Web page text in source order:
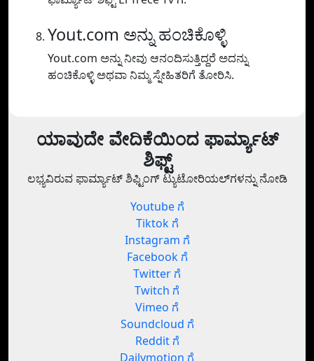
Yout.com ಅನ್ನು ಹಂಚಿಕೊಳ್ಳಿ
Yout.com ಅನ್ನು ನೀವು ಆನಂದಿಸುತ್ತಿದ್ದರೆ ಅದನ್ನು
ಹಂಚಿಕೊಳ್ಳಿ ಅಥವಾ ನಿಮ್ಮ ಸ್ನೇಹಿತರಿಗೆ ತೋರಿಸಿ.
ಯಾವುದೇ ವೇದಿಕೆಯಿಂದ ಫಾರ್ಮ್ಯಾಟ್
ಶಿಫ್ಟ್
ಲಭ್ಯವಿರುವ ಫಾರ್ಮ್ಯಾಟ್ ಶಿಫ್ಟಿಂಗ್ ಟ್ಯುಟೋರಿಯಲ್‌ಗಳನ್ನು ನೋಡಿ
Youtube ಗೆ
Tiktok ಗೆ
Instagram ಗೆ
Facebook ಗೆ
Twitter ಗೆ
Twitch ಗೆ
Vimeo ಗೆ
Soundcloud ಗೆ
Reddit ಗೆ
Dailymotion ಗೆ